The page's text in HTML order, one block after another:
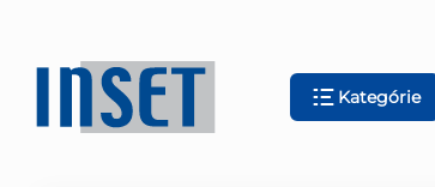
obsah
Kategórie